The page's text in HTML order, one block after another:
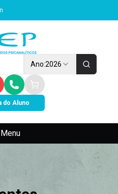
Ano:2026
do Aluno
Menu